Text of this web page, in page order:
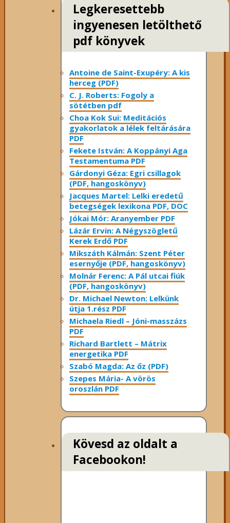
Legkeresettebb
ingyenesen letölthető
pdf könyvek
Antoine de Saint-Exupéry: A kis
herceg (PDF)
C. J. Roberts: Fogoly a
sötétben pdf
Choa Kok Sui: Meditációs
gyakorlatok a lélek feltárására
PDF
Fekete István: A Koppányi Aga
Testamentuma PDF
Gárdonyi Géza: Egri csillagok
(PDF, hangoskönyv)
Jacques Martel: Lelki eredetű
betegségek lexikona PDF, DOC
Jókai Mór: Aranyember PDF
Lázár Ervin: A Négyszögletű
Kerek Erdő PDF
Mikszáth Kálmán: Szent Péter
esernyője (PDF, hangoskönyv)
Molnár Ferenc: A Pál utcai fiúk
(PDF, hangoskönyv)
Dr. Michael Newton: Lelkünk
útja 1.rész PDF
Michaela Riedl – Jóni-masszázs
PDF
Richard Bartlett – Mátrix
energetika PDF
Szabó Magda: Az őz (PDF)
Szepes Mária- A vörös
oroszlán PDF
Kövesd az oldalt a
Facebookon!